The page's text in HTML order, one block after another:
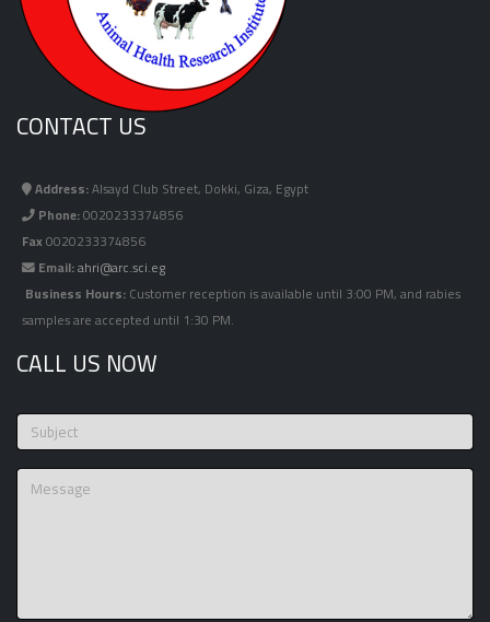
CONTACT US
Address:Alsayd Club Street, Dokki, Giza, Egypt
Phone:0020233374856
Fax0020233374856
Email:ahri@arc.sci.eg
Business Hours:Customer reception is available until 3:00 PM, and rabies
samples are accepted until 1:30 PM.
CALL US NOW